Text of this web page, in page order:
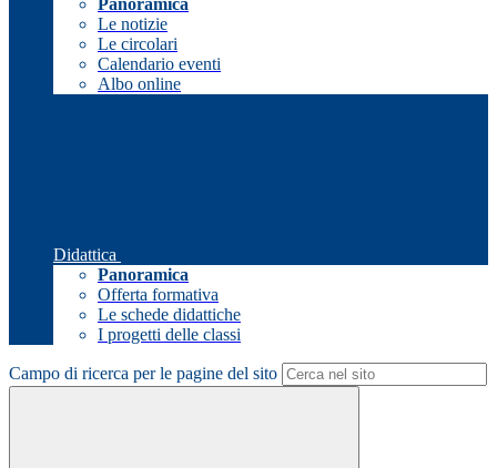
Panoramica
Le notizie
Le circolari
Calendario eventi
Albo online
Didattica
Panoramica
Offerta formativa
Le schede didattiche
I progetti delle classi
Campo di ricerca per le pagine del sito